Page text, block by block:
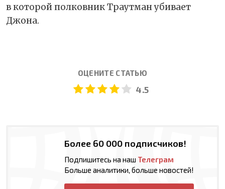
в которой полковник Траутман убивает
Джона.
ОЦЕНИТЕ СТАТЬЮ
4.5
Более 60 000 подписчиков!
Подпишитесь на наш Телеграм
Больше аналитики, больше новостей!